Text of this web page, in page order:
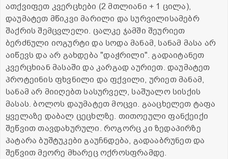
ათქვიფეთ კვერცხები (2 მთლიანი + 1 ცილა),
დაუმატეთ მწიკვი მარილი და სურვილისამებრ
შაქრის შემცვლელი. ცალკე ჯამში შეურიეთ
ბერძნული იოგურტი და სოდა მანამ, სანამ მასა არ
აიწევს და არ გახდება "დაჭრილი". გადაიტანეთ
კვერცხიან მასაში და კარგად აურიეთ. დაუმატეთ
პროტეინის ფხვნილი და ფქვილი, ურიეთ მანამ,
სანამ არ მიიღებთ სასურველ, საშუალო სისქის
მასას. ბოლოს დაუმატეთ მოცვი. გააცხელეთ ტაფა
ყველაზე დაბალ ცეცხლზე. თითოეული ფანქეიქი
შეწვით თავდახურული. როგორც კი ზედაპირზე
პატარა ბუშტუკები გაუჩნდება, გადააბრუნეთ და
შეწვით მეორე მხარეც ოქროსფრამდე.